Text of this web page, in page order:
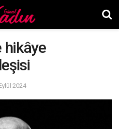
hikâye
2024